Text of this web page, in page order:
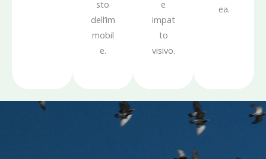
sto
dell’im
mobil
e.
e
impat
to
visivo.
ea.